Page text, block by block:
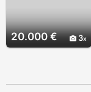
20.000 € 3